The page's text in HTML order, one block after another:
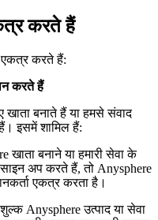
करते हैं
एकत्र करते हैं:
करते हैं
खाता बनाते हैं या हमसे संवाद
इसमें शामिल हैं:
बनाने या हमारी सेवा के
साइन अप करते हैं, तो Anysphere
एकत्र करता है।
Anysphere उत्पाद या सेवा